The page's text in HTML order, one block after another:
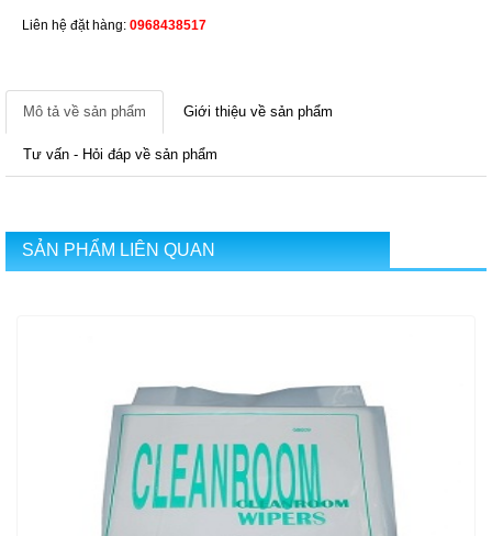
Liên hệ đặt hàng: 0968438517
Mô tả về sản phẩm Giới thiệu về sản phẩm
Tư vấn - Hỏi đáp về sản phẩm
SẢN PHẨM LIÊN QUAN